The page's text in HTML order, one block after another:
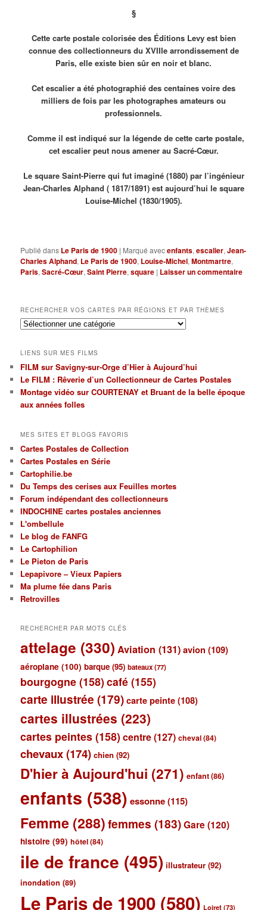
§
Cette carte postale colorisée des Éditions Levy est bien
connue des collectionneurs du XVIIIe arrondissement de
Paris, elle existe bien sûr en noir et blanc.
Cet escalier a été photographié des centaines voire des
milliers de fois par les photographes amateurs ou
professionnels.
Comme il est indiqué sur la légende de cette carte postale,
cet escalier peut nous amener au Sacré-Cœur.
Le square Saint-Pierre qui fut imaginé (1880) par l’ingénieur
Jean-Charles Alphand ( 1817/1891) est aujourd’hui le square
Louise-Michel (1830/1905).
Publié dans Le Paris de 1900 | Marqué avecenfants,escalier,Jean-
Charles Alphand, Le Paris de 1900, Louise-Michel,Montmartre,
Paris,Sacré-Cœur,Saint Pierre,square | Laisser un commentaire
RECHERCHER VOS CARTES PAR RÉGIONS ET PAR THÈMES
Rechercher
par
régions
et
par
thèmes
LIENS SUR MES FILMS
FILM sur Savigny-sur-Orge d’Hier à Aujourd’hui
Le FILM : Rêverie d’un Collectionneur de Cartes Postales
Montage vidéo sur COURTENAY et Bruant de la belle époque
aux années folles
MES SITES ET BLOGS FAVORIS
Cartes Postales de Collection
Cartes Postales en Série
Cartophilie.be
Du Temps des cerises aux Feuilles mortes
Forum indépendant des collectionneurs
INDOCHINE cartes postales anciennes
L'ombellule
Le blog de FANFG
Le Cartophilion
Le Pieton de Paris
Lepapivore – Vieux Papiers
Ma plume fée dans Paris
Retrovilles
RECHERCHER PAR MOTS CLÉS
attelage (330) Aviation (131) avion (109)
aéroplane (100) barque (95) bateaux(77)
bourgogne (158) café (155)
carte illustrée (179) carte peinte (108)
cartes illustrées (223)
cartes peintes (158) centre(127) cheval(84)
chevaux(174) chien (92)
D'hier à Aujourd'hui (271) enfant(86)
enfants (538) essonne(115)
Femme (288)femmes (183)Gare (120)
histoire (99) hôtel(84)
ile de france (495) illustrateur (92)
inondation (89)
Le Paris de 1900 (580) Loiret (73)